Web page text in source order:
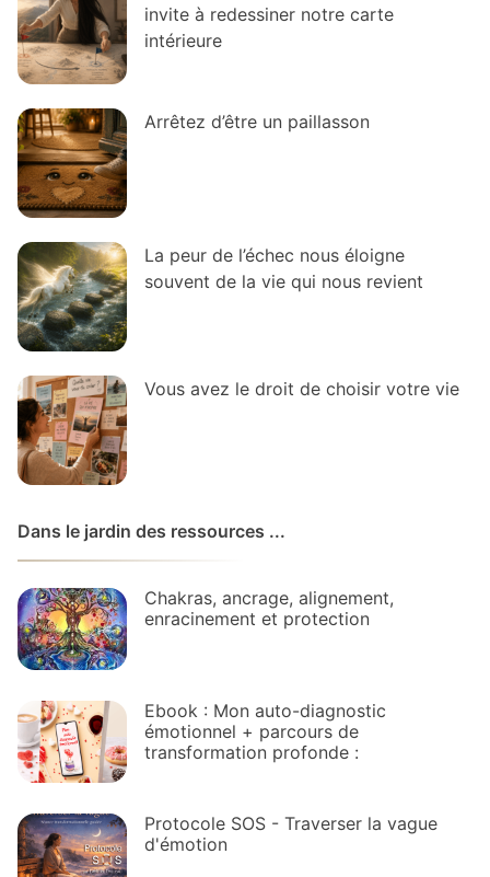
invite à redessiner notre carte
intérieure
Arrêtez d’être un paillasson
La peur de l’échec nous éloigne
souvent de la vie qui nous revient
Vous avez le droit de choisir votre vie
Dans le jardin des ressources ...
Chakras, ancrage, alignement,
enracinement et protection
Ebook : Mon auto-diagnostic
émotionnel + parcours de
transformation profonde :
Protocole SOS - Traverser la vague
d'émotion